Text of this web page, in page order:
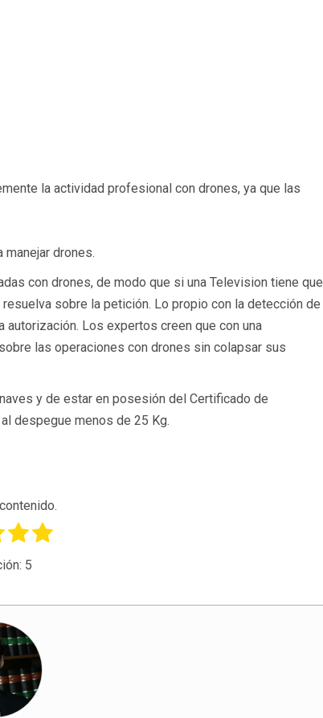
la actividad profesional con drones, ya que las
drones.
con drones, de modo que si una Television tiene que
sobre la petición. Lo propio con la detección de
Los expertos creen que con una
las operaciones con drones sin colapsar sus
y de estar en posesión del Certificado de
despegue menos de 25 Kg.
5